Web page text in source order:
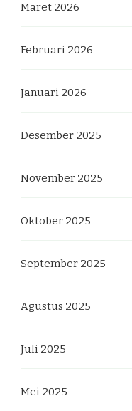
Maret 2026
Februari 2026
Januari 2026
Desember 2025
November 2025
Oktober 2025
September 2025
Agustus 2025
Juli 2025
Mei 2025